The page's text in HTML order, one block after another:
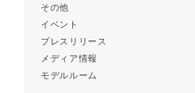
その他
イベント
プレスリリース
メディア情報
モデルルーム